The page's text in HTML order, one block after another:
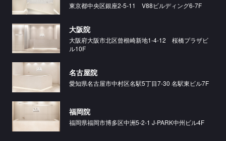
東京都中央区銀座2-5-11 V88ビルディング6-7F
大阪院
大阪府大阪市北区曾根崎新地1-4-12 桜橋プラザビ
ル10F
名古屋院
愛知県名古屋市中村区名駅5丁目7-30 名駅東ビル7F
福岡院
福岡県福岡市博多区中洲5-2-1 J-PARK中州ビル4F